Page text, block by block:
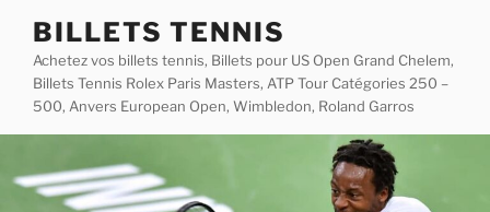
content
BILLETS TENNIS
Achetez vos billets tennis, Billets pour US Open Grand Chelem,
Billets Tennis Rolex Paris Masters, ATP Tour Catégories 250 –
500, Anvers European Open, Wimbledon, Roland Garros